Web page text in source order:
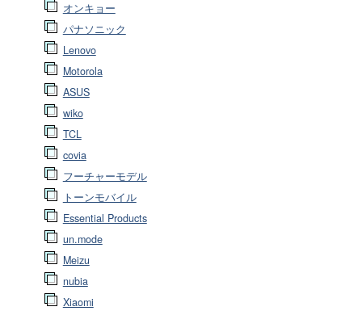
オンキョー
パナソニック
Lenovo
Motorola
ASUS
wiko
TCL
covia
フーチャーモデル
トーンモバイル
Essential Products
un.mode
Meizu
nubia
Xiaomi